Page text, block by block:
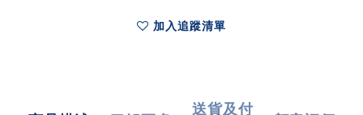
加入追蹤清單
送貨及付